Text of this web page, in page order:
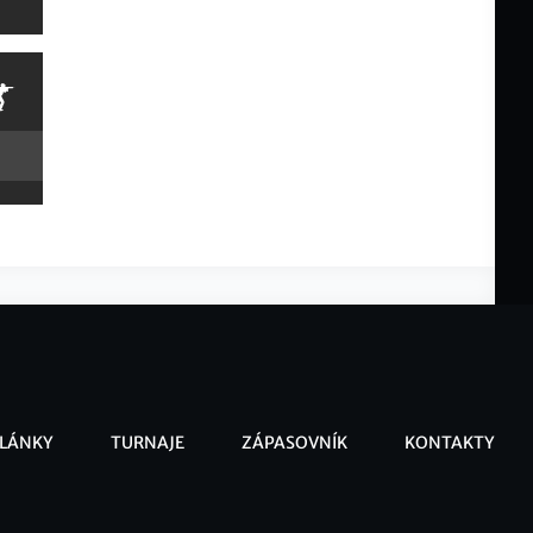
TURNAJE ZÁPASOVNÍK KONTAKTY